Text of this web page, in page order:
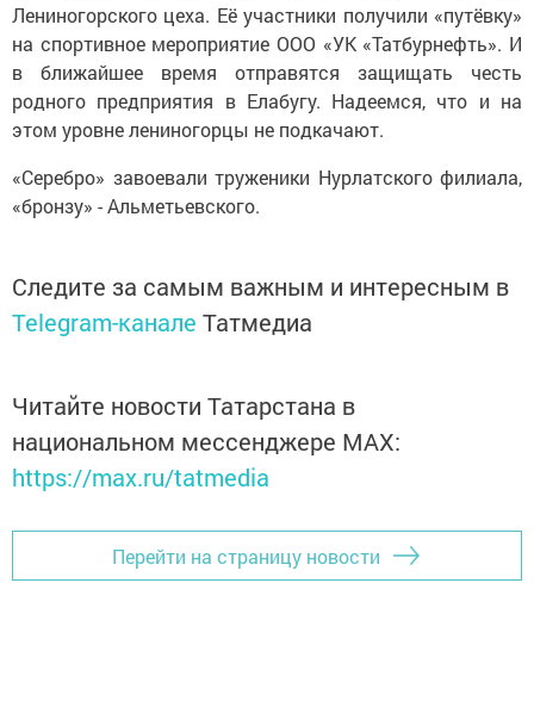
Лениногорского цеха. Её участники получили «путёвку»
на спортивное мероприятие ООО «УК «Татбурнефть». И
в ближайшее время отправятся защищать честь
родного предприятия в Елабугу. Надеемся, что и на
этом уровне лениногорцы не подкачают.
«Серебро» завоевали труженики Нурлатского филиала,
«бронзу» - Альметьевского.
Следите за самым важным и интересным в
Telegram-канале Татмедиа
Читайте новости Татарстана в
национальном мессенджере MАХ:
https://max.ru/tatmedia
Перейти на страницу новости